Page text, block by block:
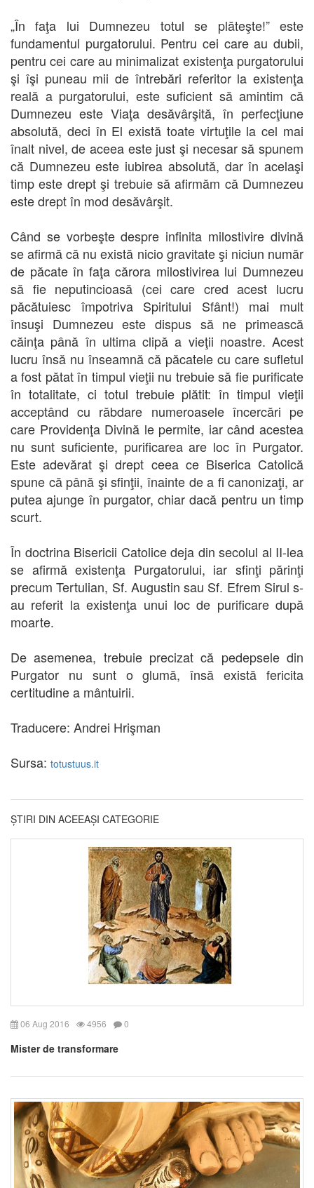
„În faţa lui Dumnezeu totul se plăteşte!” este
fundamentul purgatorului. Pentru cei care au dubii,
pentru cei care au minimalizat existenţa purgatorului
şi îşi puneau mii de întrebări referitor la existenţa
reală a purgatorului, este suficient să amintim că
Dumnezeu este Viaţa desăvârşită, în perfecţiune
absolută, deci în El există toate virtuţile la cel mai
înalt nivel, de aceea este just şi necesar să spunem
că Dumnezeu este iubirea absolută, dar în acelaşi
timp este drept şi trebuie să afirmăm că Dumnezeu
este drept în mod desăvârşit.
Când se vorbeşte despre infinita milostivire divină
se afirmă că nu există nicio gravitate şi niciun număr
de păcate în faţa cărora milostivirea lui Dumnezeu
să fie neputincioasă (cei care cred acest lucru
păcătuiesc împotriva Spiritului Sfânt!) mai mult
însuşi Dumnezeu este dispus să ne primească
căinţa până în ultima clipă a vieţii noastre. Acest
lucru însă nu înseamnă că păcatele cu care sufletul
a fost pătat în timpul vieţii nu trebuie să fie purificate
în totalitate, ci totul trebuie plătit: în timpul vieţii
acceptând cu răbdare numeroasele încercări pe
care Providenţa Divină le permite, iar când acestea
nu sunt suficiente, purificarea are loc în Purgator.
Este adevărat şi drept ceea ce Biserica Catolică
spune că până şi sfinţii, înainte de a fi canonizaţi, ar
putea ajunge în purgator, chiar dacă pentru un timp
scurt.
În doctrina Bisericii Catolice deja din secolul al II-lea
se afirmă existenţa Purgatorului, iar sfinţi părinţi
precum Tertulian, Sf. Augustin sau Sf. Efrem Sirul s-
au referit la existenţa unui loc de purificare după
moarte.
De asemenea, trebuie precizat că pedepsele din
Purgator nu sunt o glumă, însă există fericita
certitudine a mântuirii.
Traducere: Andrei Hrişman
Sursa: totustuus.it
ȘTIRI DIN ACEEAȘI CATEGORIE
06 Aug 2016 4956 0
Mister de transformare